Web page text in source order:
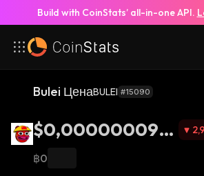
Build with CoinStats’ all-in-one API.
Bulei ЦенаBULEI #15090
$0,000000095
45
2,9
฿0